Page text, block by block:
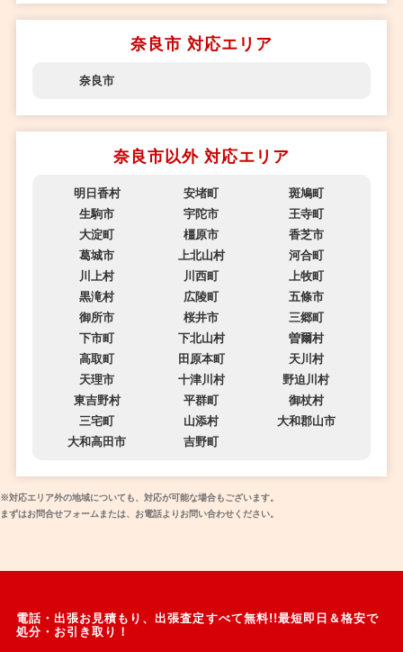
奈良市 対応エリア
奈良市
奈良市以外 対応エリア
明日香村 安堵町
斑鳩町
生駒市
宇陀市
王寺町
大淀町
橿原市
香芝市
葛城市
上北山村
河合町
川上村
川西町
上牧町
黒滝村
広陵町
五條市
御所市
桜井市
三郷町
下市町
下北山村
曽爾村
高取町
田原本町
天川村
天理市
十津川村
野迫川村
東吉野村
平群町
御杖村
三宅町
山添村
大和郡山市
大和高田市
吉野町
※対応エリア外の地域についても、対応が可能な場合もございます。
まずはお問合せフォームまたは、お電話よりお問い合わせください。
電話・出張お見積もり、出張査定すべて無料!!最短即日＆格安で
処分・お引き取り！